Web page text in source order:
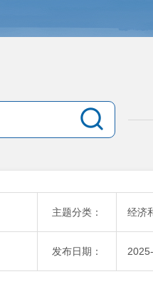
主题分类： 经济
发布日期：